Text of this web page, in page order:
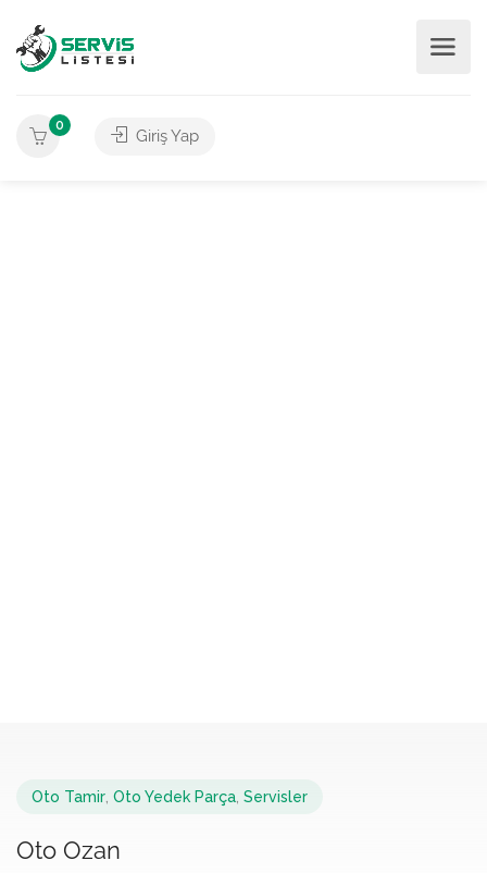
0
Giriş Yap
Oto Tamir Oto Yedek Parça Servisler
Oto Ozan